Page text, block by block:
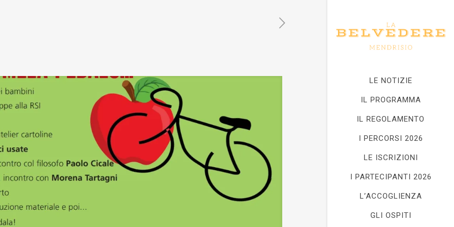
LE NOTIZIE
IL PROGRAMMA
IL REGOLAMENTO
I PERCORSI 2026
LE ISCRIZIONI
I PARTECIPANTI 2026
L’ACCOGLIENZA
GLI OSPITI